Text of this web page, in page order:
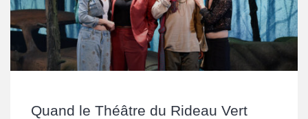
Quand le Théâtre du Rideau Vert